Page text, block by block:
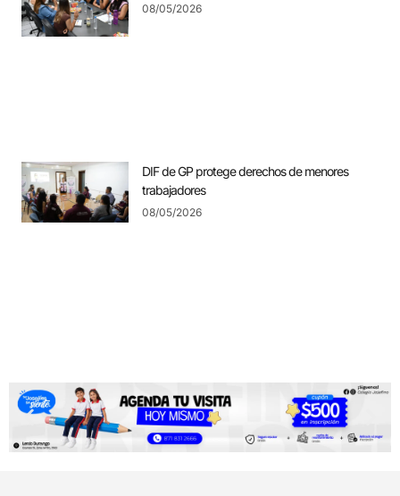
08/05/2026
DIF de GP protege derechos de menores
trabajadores
08/05/2026